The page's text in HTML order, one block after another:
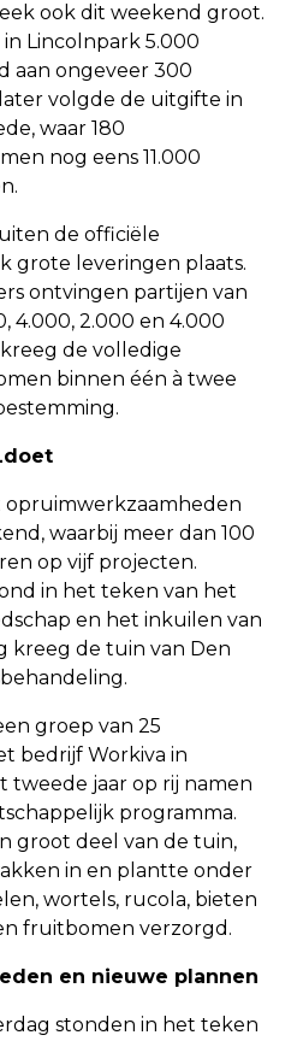
ook dit weekend groot.
Lincolnpark 5.000
aan ongeveer 300
volgde de uitgifte in
waar 180
nog eens 11.000
de officiële
grote leveringen plaats.
ontvingen partijen van
4.000, 2.000 en 4.000
de volledige
binnen één à twee
opruimwerkzaamheden
waarbij meer dan 100
op vijf projecten.
in het teken van het
en het inkuilen van
kreeg de tuin van Den
groep van 25
bedrijf Workiva in
tweede jaar op rij namen
programma.
groot deel van de tuin,
in en plantte onder
wortels, rucola, bieten
fruitbomen verzorgd.
en nieuwe plannen
stonden in het teken